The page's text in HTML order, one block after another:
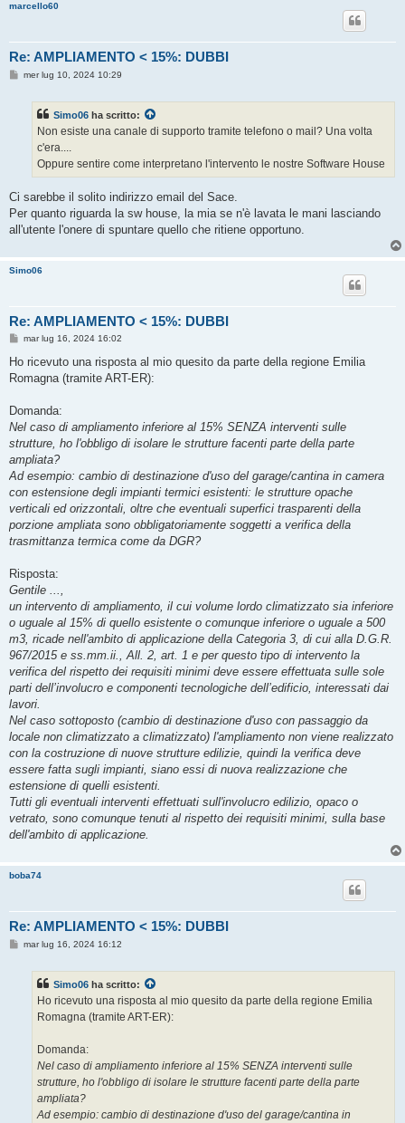
marcello60
Re: AMPLIAMENTO < 15%: DUBBI
Mmer lug 10, 2024 10:29
Simo06 ha scritto:
Non esiste una canale di supporto tramite telefono o mail? Una volta
c'era....
Oppure sentire come interpretano l'intervento le nostre Software House
Ci sarebbe il solito indirizzo email del Sace.
Per quanto riguarda la sw house, la mia se n'è lavata le mani lasciando
all'utente l'onere di spuntare quello che ritiene opportuno.
Simo06
Re: AMPLIAMENTO < 15%: DUBBI
M
s
a
i
o
mar lug 16, 2024 16:02
Ho ricevuto una risposta al mio quesito da parte della regione Emilia
Romagna (tramite ART-ER):
Domanda:
Nel caso di ampliamento inferiore al 15% SENZA interventi sulle
strutture, ho l'obbligo di isolare le strutture facenti parte della parte
ampliata?
Ad esempio: cambio di destinazione d'uso del garage/cantina in camera
con estensione degli impianti termici esistenti: le strutture opache
verticali ed orizzontali, oltre che eventuali superfici trasparenti della
porzione ampliata sono obbligatoriamente soggetti a verifica della
trasmittanza termica come da DGR?
Risposta:
Gentile ...,
un intervento di ampliamento, il cui volume lordo climatizzato sia inferiore
o uguale al 15% di quello esistente o comunque inferiore o uguale a 500
m3, ricade nell'ambito di applicazione della Categoria 3, di cui alla D.G.R.
967/2015 e ss.mm.ii., All. 2, art. 1 e per questo tipo di intervento la
verifica del rispetto dei requisiti minimi deve essere effettuata sulle sole
parti dell’involucro e componenti tecnologiche dell’edificio, interessati dai
lavori.
Nel caso sottoposto (cambio di destinazione d'uso con passaggio da
locale non climatizzato a climatizzato) l'ampliamento non viene realizzato
con la costruzione di nuove strutture edilizie, quindi la verifica deve
essere fatta sugli impianti, siano essi di nuova realizzazione che
estensione di quelli esistenti.
Tutti gli eventuali interventi effettuati sull'involucro edilizio, opaco o
vetrato, sono comunque tenuti al rispetto dei requisiti minimi, sulla base
dell'ambito di applicazione.
boba74
Re: AMPLIAMENTO < 15%: DUBBI
Mmar lug 16, 2024 16:12
Simo06 ha scritto:
Ho ricevuto una risposta al mio quesito da parte della regione Emilia
Romagna (tramite ART-ER):
Domanda:
Nel caso di ampliamento inferiore al 15% SENZA interventi sulle
strutture, ho l'obbligo di isolare le strutture facenti parte della parte
ampliata?
Ad esempio: cambio di destinazione d'uso del garage/cantina in